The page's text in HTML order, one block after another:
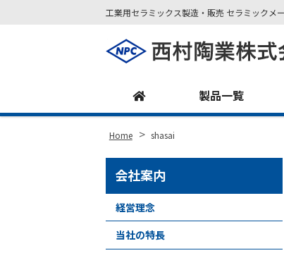
工業用セラミックス製造・販売 セラミックメ
製品一覧
Home > shasai
会社案内
経営理念
当社の特長